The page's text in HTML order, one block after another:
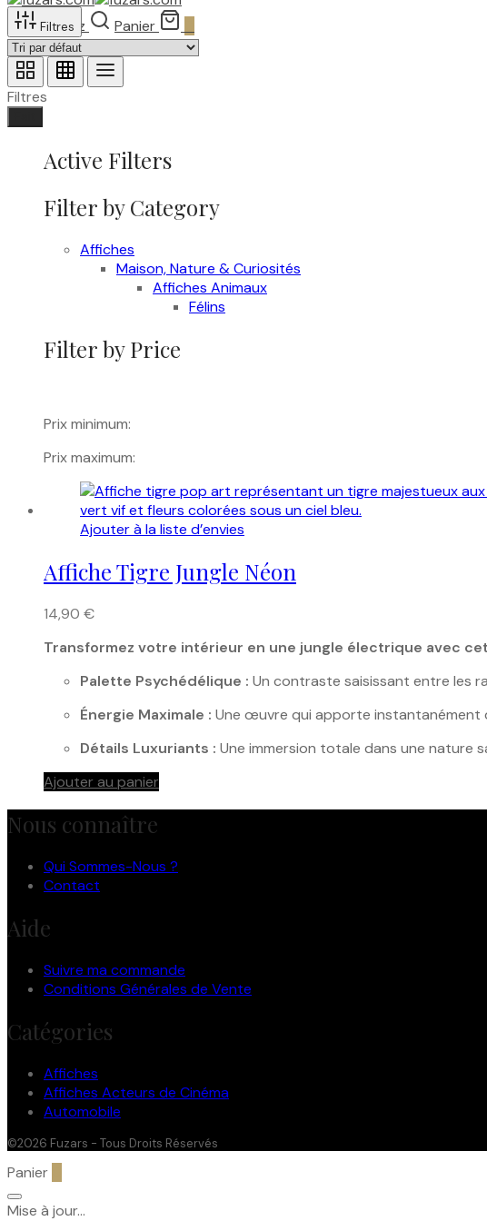
Recherchez Panier
Filtres
Filtres
Active Filters
Filter by Category
Affiches
Maison, Nature & Curiosités
Affiches Animaux
Félins
Filter by Price
Prix minimum:
Prix maximum:
Ajouter à la liste d’envies
Affiche Tigre Jungle Néon
14,90 €
Transformez votre intérieur en une jungle électrique avec
Palette Psychédélique : Un contraste saisissant entre les
Énergie Maximale : Une œuvre qui apporte instantanément
Détails Luxuriants : Une immersion totale dans une nature
Ajouter au panier
Nous connaître
Qui Sommes-Nous ?
Contact
Aide
Suivre ma commande
Conditions Générales de Vente
Catégories
Affiches
Affiches Acteurs de Cinéma
Automobile
©2026 Fuzars - Tous Droits Réservés
Panier
Mise à jour…